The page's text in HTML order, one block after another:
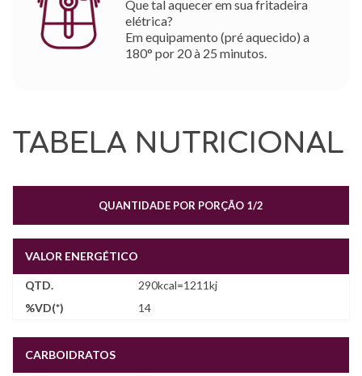
Que tal aquecer em sua fritadeira
elétrica?
Em equipamento (pré aquecido) a
180° por 20 à 25 minutos.
TABELA NUTRICIONAL
QUANTIDADE POR PORÇÃO 1/2
VALOR ENERGÉTICO
290kcal=1211kj
14
CARBOIDRATOS